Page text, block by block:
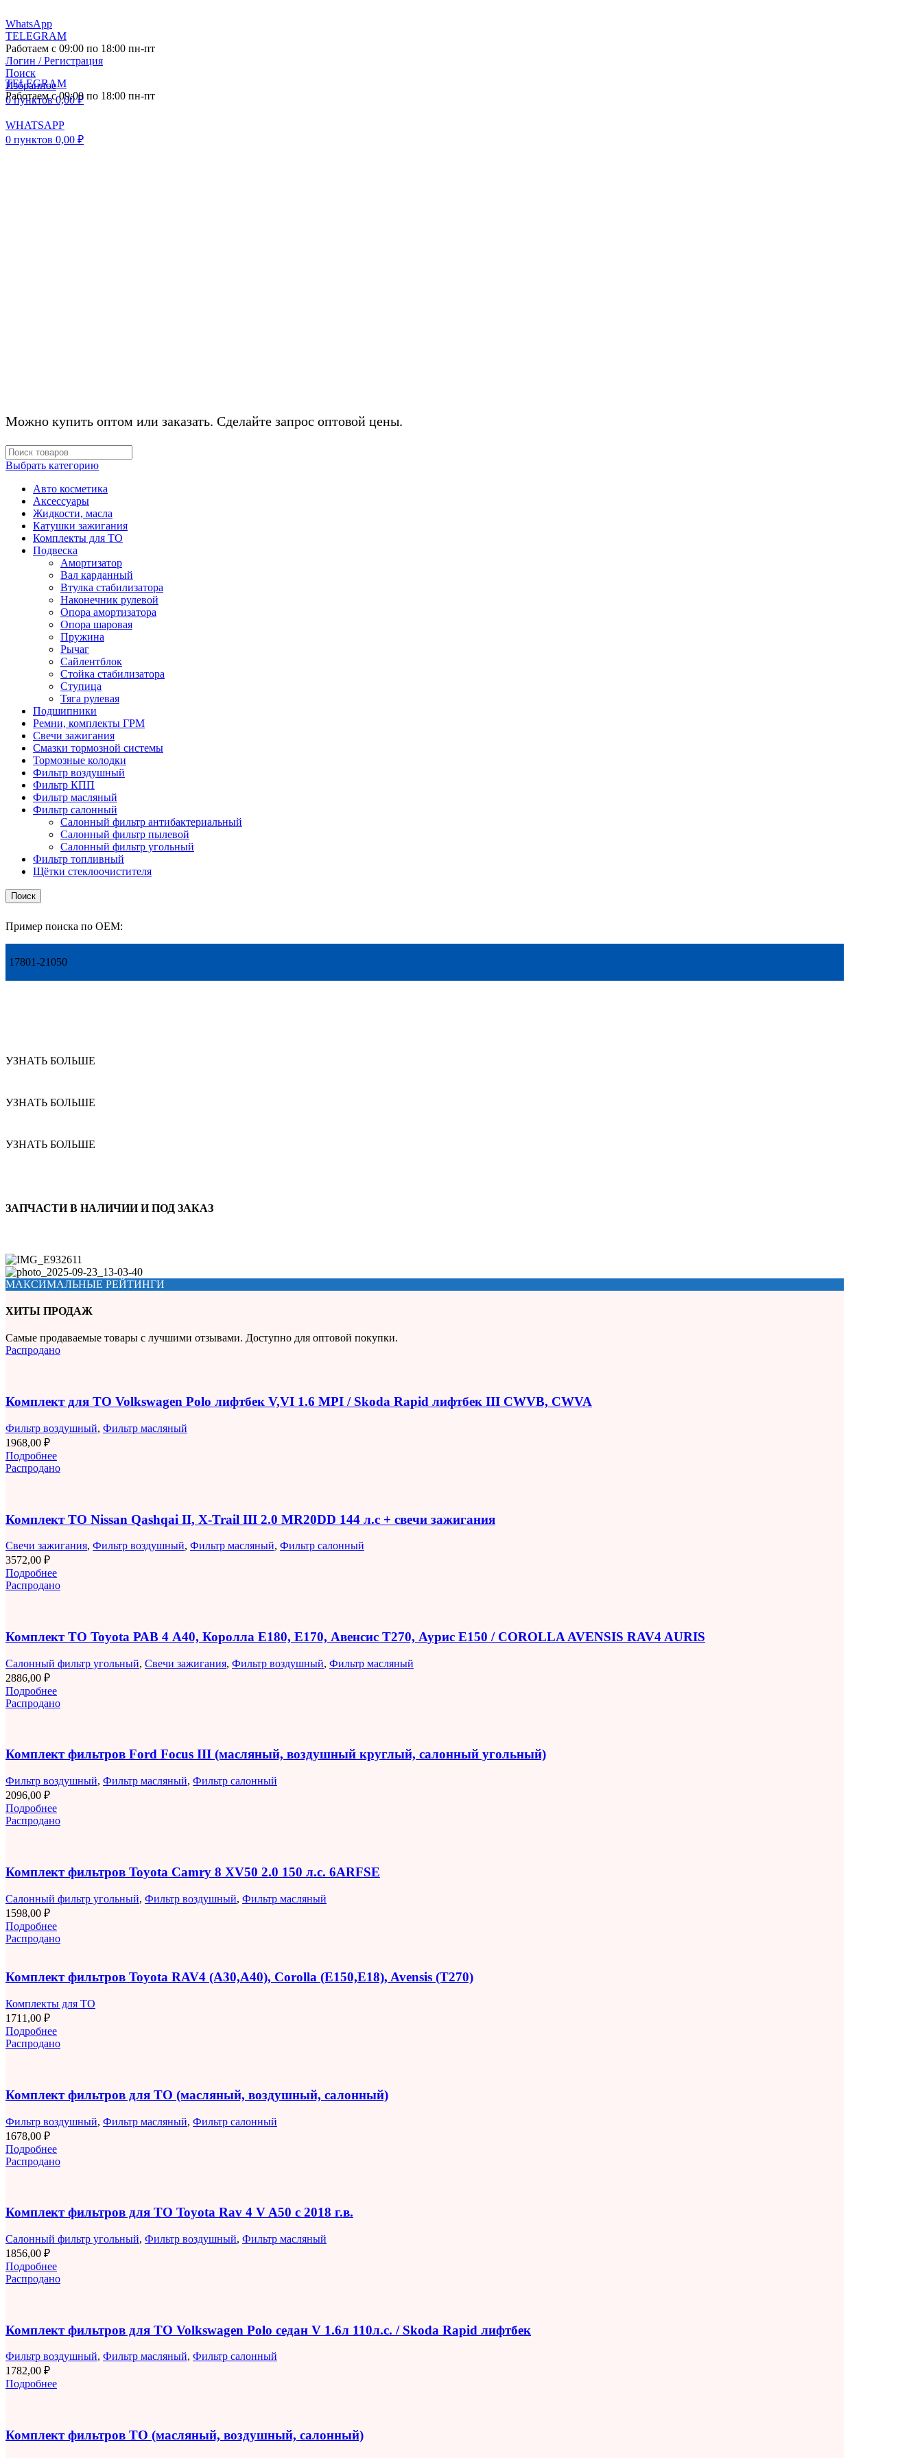
WhatsApp
TELEGRAM
Работаем с 09:00 по 18:00 пн-пт
Логин / Регистрация
Поиск
Избранное
0пунктов 0,00₽
WHATSAPP
0 пунктов 0,00 ₽
TELEGRAM
Работаем с 09:00 по 18:00 пн-пт
Можно купить оптом или заказать. Сделайте запрос оптовой цены.
Выбрать категорию
Авто косметика
Аксессуары
Жидкости, масла
Катушки зажигания
Комплекты для ТО
Подвеска
Амортизатор
Вал карданный
Втулка стабилизатора
Наконечник рулевой
Опора амортизатора
Опора шаровая
Пружина
Рычаг
Сайлентблок
Стойка стабилизатора
Ступица
Тяга рулевая
Подшипники
Ремни, комплекты ГРМ
Свечи зажигания
Смазки тормозной системы
Тормозные колодки
Фильтр воздушный
Фильтр КПП
Фильтр масляный
Фильтр салонный
Салонный фильтр антибактериальный
Салонный фильтр пылевой
Салонный фильтр угольный
Фильтр топливный
Щётки стеклоочистителя
Поиск
Пример поиска по OEM:
17801-21050
УЗНАТЬ БОЛЬШЕ
УЗНАТЬ БОЛЬШЕ
УЗНАТЬ БОЛЬШЕ
ЗАПЧАСТИ В НАЛИЧИИ И ПОД ЗАКАЗ
МАКСИМАЛЬНЫЕ РЕЙТИНГИ
ХИТЫ ПРОДАЖ
Самые продаваемые товары с лучшими отзывами. Доступно для оптовой покупки.
Распродано
Комплект для ТО Volkswagen Polo лифтбек V,VI 1.6 MPI / Skoda Rapid лифтбек III CWVB, CWVA
Фильтр воздушный, Фильтр масляный
1968,00 ₽
Подробнее
Распродано
Комплект ТО Nissan Qashqai II, X-Trail III 2.0 MR20DD 144 л.с + свечи зажигания
Свечи зажигания, Фильтр воздушный, Фильтр масляный, Фильтр салонный
3572,00 ₽
Подробнее
Распродано
Комплект ТО Toyota РАВ 4 A40, Королла E180, E170, Авенсис T270, Аурис E150 / COROLLA AVENSIS RAV4 AURIS
Салонный фильтр угольный, Свечи зажигания, Фильтр воздушный, Фильтр масляный
2886,00 ₽
Подробнее
Распродано
Комплект фильтров Ford Focus III (масляный, воздушный круглый, салонный угольный)
Фильтр воздушный, Фильтр масляный, Фильтр салонный
2096,00 ₽
Подробнее
Распродано
Комплект фильтров Toyota Camry 8 XV50 2.0 150 л.с. 6ARFSE
Салонный фильтр угольный, Фильтр воздушный, Фильтр масляный
1598,00 ₽
Подробнее
Распродано
Комплект фильтров Toyota RAV4 (A30,A40), Corolla (E150,E18), Avensis (T270)
Комплекты для ТО
1711,00 ₽
Подробнее
Распродано
Комплект фильтров для ТО (масляный, воздушный, салонный)
Фильтр воздушный, Фильтр масляный, Фильтр салонный
1678,00 ₽
Подробнее
Распродано
Комплект фильтров для ТО Toyota Rav 4 V A50 с 2018 г.в.
Салонный фильтр угольный, Фильтр воздушный, Фильтр масляный
1856,00 ₽
Подробнее
Распродано
Комплект фильтров для ТО Volkswagen Polo седан V 1.6л 110л.с. / Skoda Rapid лифтбек
Фильтр воздушный, Фильтр масляный, Фильтр салонный
1782,00 ₽
Подробнее
Комплект фильтров ТО (масляный, воздушный, салонный)